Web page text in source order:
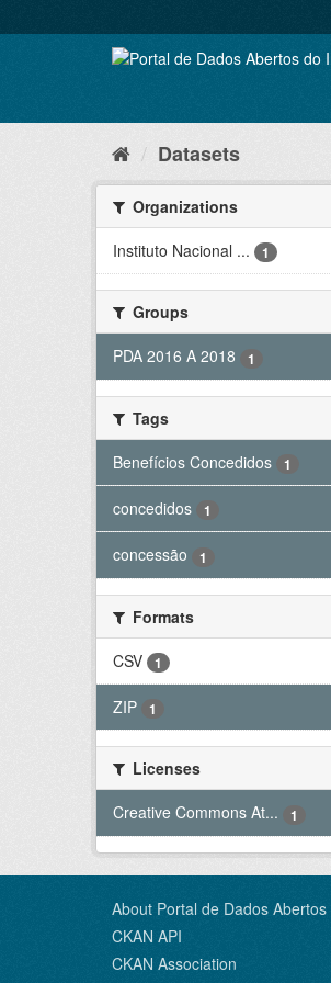
to
Datasets
Organizations
Instituto Nacional ...
1
Groups
PDA 2016 A 2018
1
Tags
Benefícios Concedidos
1
concedidos 1
concessão 1
Formats
CSV
1
ZIP 1
Licenses
Creative Commons At...
1
About Portal de Dados
CKAN API
CKAN Association